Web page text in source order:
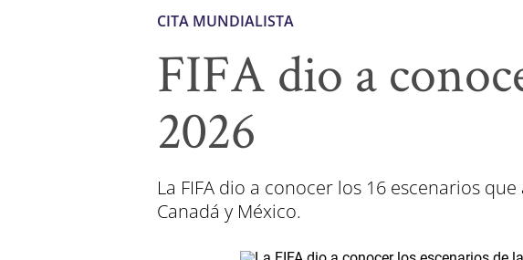
CITA MUNDIALISTA
FIFA dio a
2026
La FIFA dio a conocer los 16 escenarios
Canadá y México.